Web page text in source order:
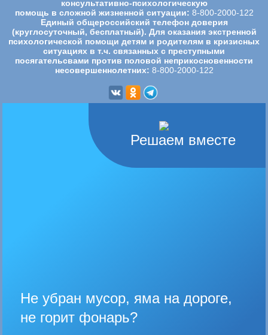
консультативно-психологическую
помощь в сложной жизненной ситуации: 8-800-2000-122
Единый общероссийский телефон доверия
(круглосуточный, бесплатный). Для оказания экстренной
психологической помощи детям и родителям в кризисных
ситуациях в т.ч. связанных с преступными
посягательсвами против половой неприкосновенности
несовершеннолетних: 8-800-2000-122
Решаем вместе
Не убран мусор, яма на дороге,
не горит фонарь?